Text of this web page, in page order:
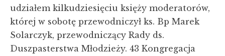
udziałem kilkudziesięciu księży moderatorów,
której w sobotę przewodniczył ks. Bp Marek
Solarczyk, przewodniczący Rady ds.
Duszpasterstwa Młodzieży. 43 Kongregacja